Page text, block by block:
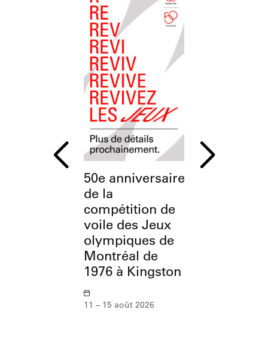
50e anniversaire
de la
compétition de
voile des Jeux
olympiques de
Montréal de
1976 à Kingston
11 – 15 août 2026